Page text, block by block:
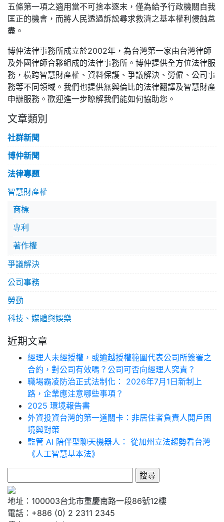
五條第一項之適用當不可捨本逐末，僅為給予行政機關自我
匡正的機會，而將人民透過訴訟尋求救濟之基本權利侵蝕怠
盡。
博仲法律事務所成立於2002年，為台灣第一家由台灣律師
及外國律師合夥組成的法律事務所。博仲提供全方位法律服
務，橫跨智慧財產權、資料保護、爭議解決、勞僱、公司事
務等不同領域。我們也提供無與倫比的法律翻譯及智慧財產
申辦服務。歡迎進一步瞭解我們能如何協助您。
文章類別
社群新聞
博仲新聞
法律專題
智慧財產權
商標
專利
著作權
爭議解決
公司事務
勞動
科技、媒體與娛樂
近期文章
經理人未經授權，或逾越授權範圍代表公司所簽署之
合約，對公司有效嗎？公司可否向經理人究責？
職場霸凌防治正式法制化： 2026年7月1日新制上
路，企業應注意哪些事項？
2025 環境報告書
外資投資台灣的第一道關卡：非居住者負責人開戶困
境與對策
監管 AI 陪伴型聊天機器人： 從加州立法趨勢看台灣
《人工智慧基本法》
尋
關
鍵
地址：100003台北市重慶南路一段86號12樓
電話：+886 (0) 2 2311 2345